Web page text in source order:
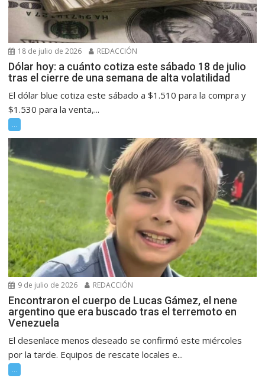
18 de julio de 2026 REDACCIÓN
Dólar hoy: a cuánto cotiza este sábado 18 de julio
tras el cierre de una semana de alta volatilidad
El dólar blue cotiza este sábado a $1.510 para la compra y
$1.530 para la venta,...
...
9 de julio de 2026 REDACCIÓN
Encontraron el cuerpo de Lucas Gámez, el nene
argentino que era buscado tras el terremoto en
Venezuela
El desenlace menos deseado se confirmó este miércoles
por la tarde. Equipos de rescate locales e...